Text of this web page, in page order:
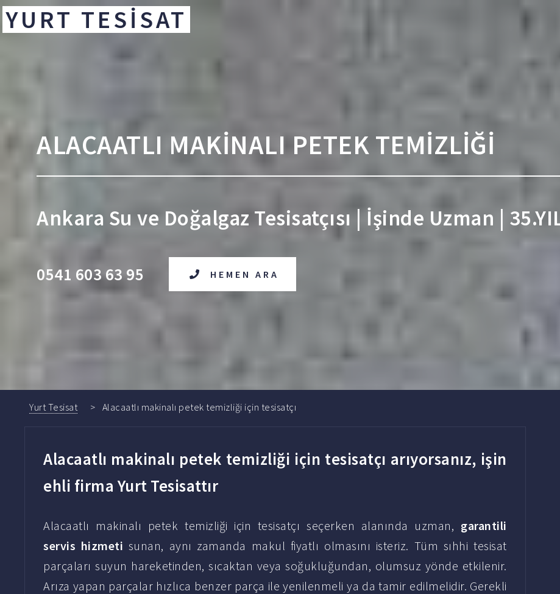
YURT TESİSAT
ALACAATLI MAKİNALI PETEK TEMİZLİĞİ
Ankara Su ve Doğalgaz Tesisatçısı | İşinde Uzman |
0541 603 63 95 HEMEN ARA
Yurt Tesisat Alacaatlı makinalı petek temizliği için tesisatçı
Alacaatlı makinalı petek temizliği için tesisatçı arıyorsanız, işin
ehli firma Yurt Tesisattır
Alacaatlı makinalı petek temizliği için tesisatçı seçerken alanında uzman, garantili
servis hizmeti sunan, aynı zamanda makul fiyatlı olmasını isteriz. Tüm sıhhi tesisat
parçaları suyun hareketinden, sıcaktan veya soğukluğundan, olumsuz yönde etkilenir.
Arıza yapan parçalar hızlıca benzer parça ile yenilenmeli ya da tamir edilmelidir. Gerekli